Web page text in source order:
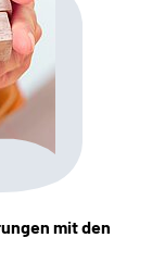
mit den